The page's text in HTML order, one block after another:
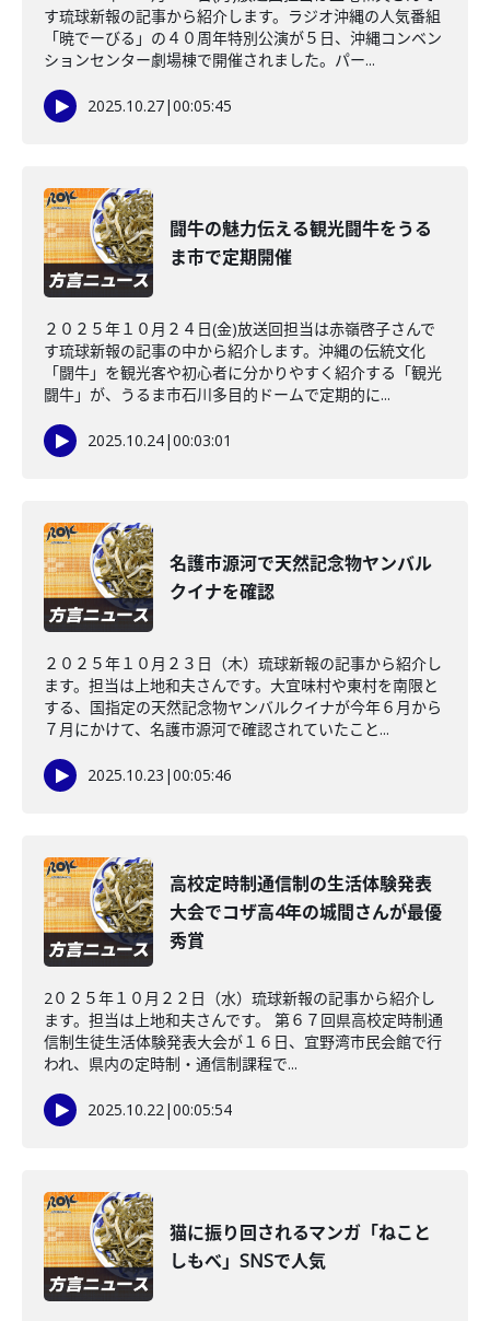
す琉球新報の記事から紹介します。ラジオ沖縄の人気番組
「暁でーびる」の４０周年特別公演が５日、沖縄コンベン
ションセンター劇場棟で開催されました。パー...
2025.10.27|00:05:45
闘牛の魅力伝える観光闘牛をうる
ま市で定期開催
２０２５年１０月２４日(金)放送回担当は赤嶺啓子さんで
す琉球新報の記事の中から紹介します。沖縄の伝統文化
「闘牛」を観光客や初心者に分かりやすく紹介する「観光
闘牛」が、うるま市石川多目的ドームで定期的に...
2025.10.24|00:03:01
名護市源河で天然記念物ヤンバル
クイナを確認
２０２５年１０月２３日（木）琉球新報の記事から紹介し
ます。担当は上地和夫さんです。大宜味村や東村を南限と
する、国指定の天然記念物ヤンバルクイナが今年６月から
７月にかけて、名護市源河で確認されていたこと...
2025.10.23 |00:05:46
高校定時制通信制の生活体験発表
大会でコザ高4年の城間さんが最優
秀賞
2０２５年１０月２２日（水）琉球新報の記事から紹介し
ます。担当は上地和夫さんです。 第６７回県高校定時制通
信制生徒生活体験発表大会が１６日、宜野湾市民会館で行
われ、県内の定時制・通信制課程で...
2025.10.22|00:05:54
猫に振り回されるマンガ「ねこと
しもべ」SNSで人気